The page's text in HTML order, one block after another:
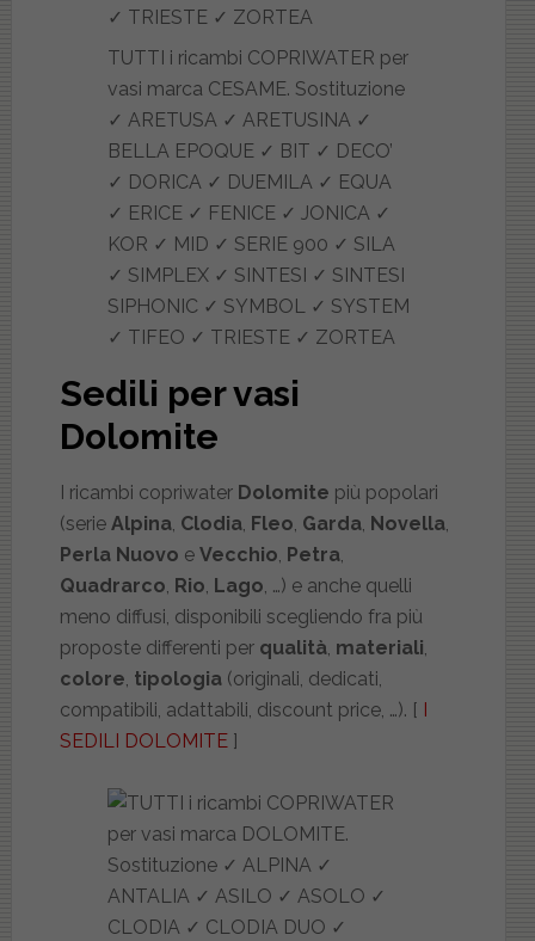
TUTTI i ricambi COPRIWATER per
vasi marca CESAME. Sostituzione
✓ ARETUSA ✓ ARETUSINA ✓
BELLA EPOQUE ✓ BIT ✓ DECO’
✓ DORICA ✓ DUEMILA ✓ EQUA
✓ ERICE ✓ FENICE ✓ JONICA ✓
KOR ✓ MID ✓ SERIE 900 ✓ SILA
✓ SIMPLEX ✓ SINTESI ✓ SINTESI
SIPHONIC ✓ SYMBOL ✓ SYSTEM
✓ TIFEO ✓ TRIESTE ✓ ZORTEA
Sedili per vasi
Dolomite
I ricambi copriwater Dolomite più popolari
(serie Alpina, Clodia, Fleo, Garda, Novella,
Perla Nuovo e Vecchio, Petra,
Quadrarco, Rio, Lago, …) e anche quelli
meno diffusi, disponibili scegliendo fra più
proposte differenti per qualità, materiali,
colore, tipologia(originali, dedicati,
compatibili, adattabili, discount price, …). [ I
SEDILI DOLOMITE]